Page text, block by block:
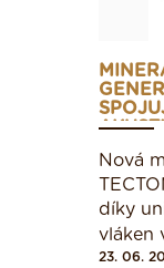
Nová
díky
vláken
23. 06.